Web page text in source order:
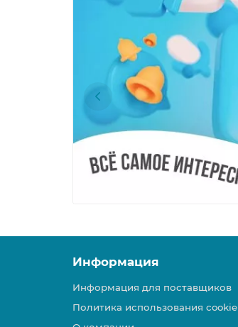
Информация
Информация для поставщиков
Политика использования cookie